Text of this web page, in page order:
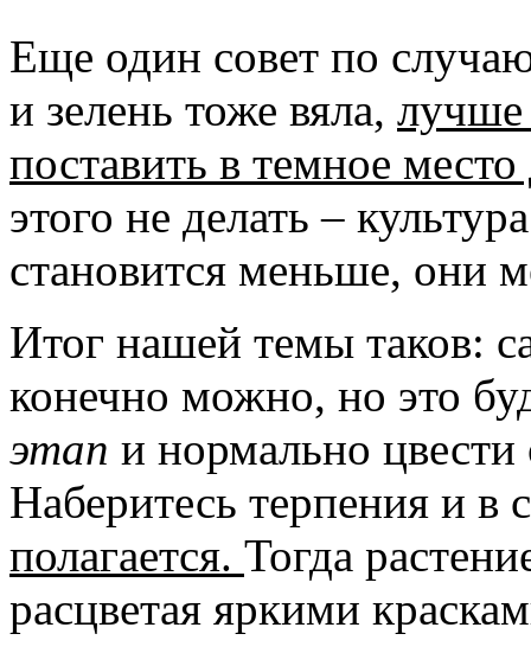
Еще один совет по
и зелень тоже вяла, лучше
поставить в темное
этого не делать –
становится меньше, они
Итог нашей темы таков:
конечно можно, но это
этап и нормально
Наберитесь терпения и
полагается. Тогда
расцветая яркими